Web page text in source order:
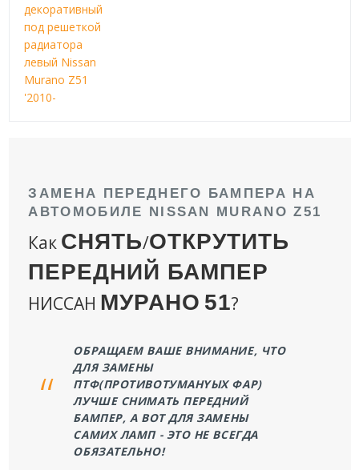
декоративный
под решеткой
радиатора
левый Nissan
Murano Z51
'2010-
ЗАМЕНА ПЕРЕДНЕГО БАМПЕРА НА
АВТОМОБИЛЕ NISSAN MURANO Z51
Как СНЯТЬ/ОТКРУТИТЬ
ПЕРЕДНИЙ БАМПЕР
НИССАН МУРАНО 51?
ОБРАЩАЕМ ВАШЕ ВНИМАНИЕ, ЧТО
ДЛЯ ЗАМЕНЫ
ПТФ(ПРОТИВОТУМАНYЫХ ФАР)
ЛУЧШЕ СНИМАТЬ ПЕРЕДНИЙ
БАМПЕР, А ВОТ ДЛЯ ЗАМЕНЫ
САМИХ ЛАМП - ЭТО НЕ ВСЕГДА
ОБЯЗАТЕЛЬНО!